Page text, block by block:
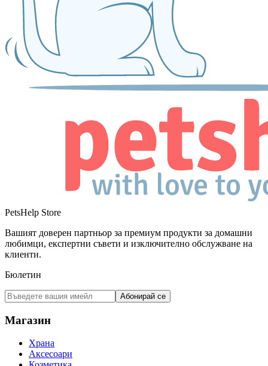
PetsHelp Store
Вашият доверен партньор за премиум продукти за домашни
любимци, експертни съвети и изключително обслужване на
клиенти.
Бюлетин
Абонирай се
Магазин
Храна
Аксесоари